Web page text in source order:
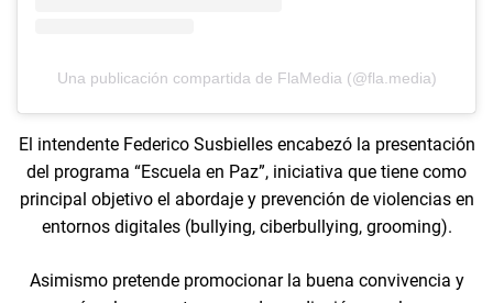
Una publicación compartida de FlaMedia (@fla.media)
El intendente Federico Susbielles encabezó la presentación
del programa “Escuela en Paz”, iniciativa que tiene como
principal objetivo el abordaje y prevención de violencias en
entornos digitales (bullying, ciberbullying, grooming).
Asimismo pretende promocionar la buena convivencia y